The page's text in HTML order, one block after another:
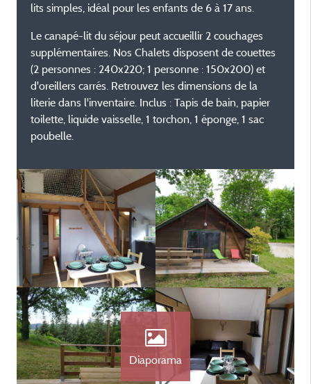
lits simples, idéal pour les enfants de 6 à 17 ans.
Le canapé-lit du séjour peut accueillir 2 couchages
supplémentaires. Nos Chalets disposent de couettes
(2 personnes : 240x220; 1 personne : 150x200) et
d'oreillers carrés. Retrouvez les dimensions de la
literie dans l'inventaire. Inclus : Tapis de bain, papier
toilette, liquide vaisselle, 1 torchon, 1 éponge, 1 sac
poubelle.
Diaporama